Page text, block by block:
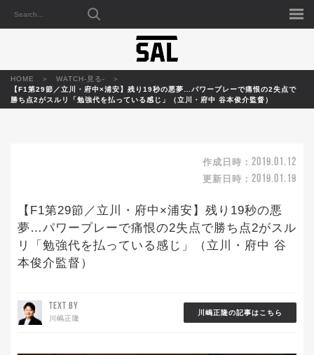
HOME
WATCH-見る-
【F1第29節／立川・府中×浦安】残り19秒の悪夢…パワープレーで痛恨の2失点で
勝ち点2がスルリ「勉強代を払っている感じ」（立川・府中 谷本俊介監督）
作成日時： 2019.01.12
更新日時： 2019.01.19
【F1第29節／立川・府中×浦安】残り19秒の悪
夢…パワープレーで痛恨の2失点で勝ち点2がスル
リ「勉強代を払っている感じ」（立川・府中 谷
本俊介監督）
TEXT BY
川嶋正隆
川嶋正隆の記事はこちら